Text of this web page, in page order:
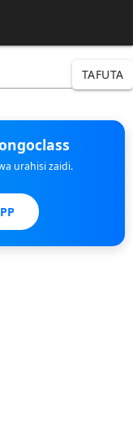
TAFUTA
urahisi zaidi.